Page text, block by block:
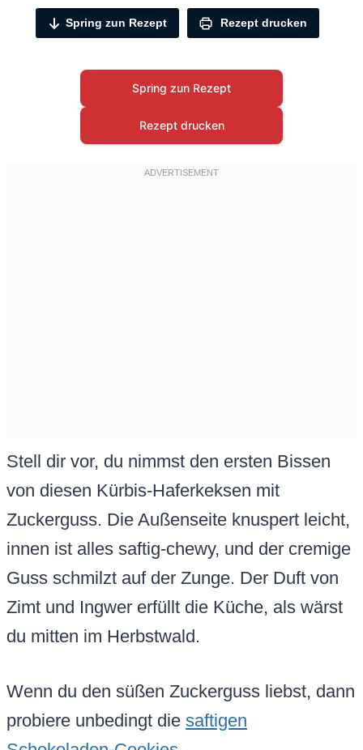
Spring zun Rezept Rezept drucken
Spring zun Rezept
Rezept drucken
Stell dir vor, du nimmst den ersten Bissen
von diesen Kürbis-Haferkeksen mit
Zuckerguss. Die Außenseite knuspert leicht,
innen ist alles saftig-chewy, und der cremige
Guss schmilzt auf der Zunge. Der Duft von
Zimt und Ingwer erfüllt die Küche, als wärst
du mitten im Herbstwald.
Wenn du den süßen Zuckerguss liebst, dann
probiere unbedingt die saftigen